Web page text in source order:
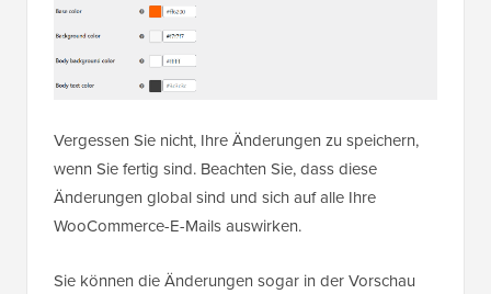
Vergessen Sie nicht, Ihre Änderungen zu speichern,
wenn Sie fertig sind. Beachten Sie, dass diese
Änderungen global sind und sich auf alle Ihre
WooCommerce-E-Mails auswirken.
Sie können die Änderungen sogar in der Vorschau